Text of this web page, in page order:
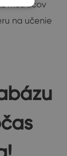
mesiacov
na učenie